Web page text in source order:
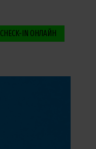
CHECK-IN ОНЛАЙН